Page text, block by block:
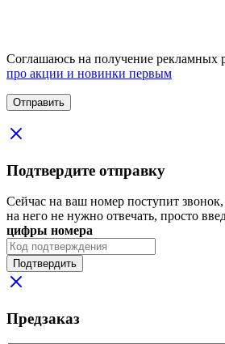
Соглашаюсь на получение рекламных
про акции и новинки первым
Подтвердите отправку
Сейчас на ваш номер поступит звонок,
на него не нужно отвечать, просто
цифры номера
Подтвердить
Предзаказ